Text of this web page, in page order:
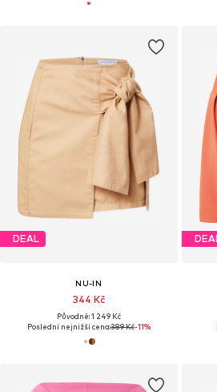
DEAL
NU-IN
344 Kč
Původně: 1 249 Kč
Poslední nejnižší cena:389 Kč-11%